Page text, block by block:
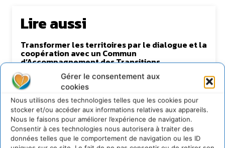
Gérer le consentement aux
cookies
Nous utilisons des technologies telles que les cookies pour
stocker et/ou accéder aux informations relatives aux appareils.
Nous le faisons pour améliorer l’expérience de navigation.
Consentir à ces technologies nous autorisera à traiter des
données telles que le comportement de navigation ou les ID
Lire aussi
Transformer les territoires par le dialogue et la
coopération avec un Commun
d’Accompagnement des Transitions
7 août 2026
Soutenir un pastoralisme durable en faveur de
socio-écosystèmes résilients
6 août 2026
S’inspirer de l’arbre pour un modèle
économique régénératif du vivant …
5 août 2026